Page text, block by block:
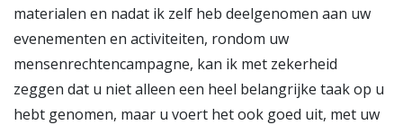
materialen en nadat ik zelf heb deelgenomen aan uw
evenementen en activiteiten, rondom uw
mensenrechtencampagne, kan ik met zekerheid
zeggen dat u niet alleen een heel belangrijke taak op u
hebt genomen, maar u voert het ook goed uit, met uw